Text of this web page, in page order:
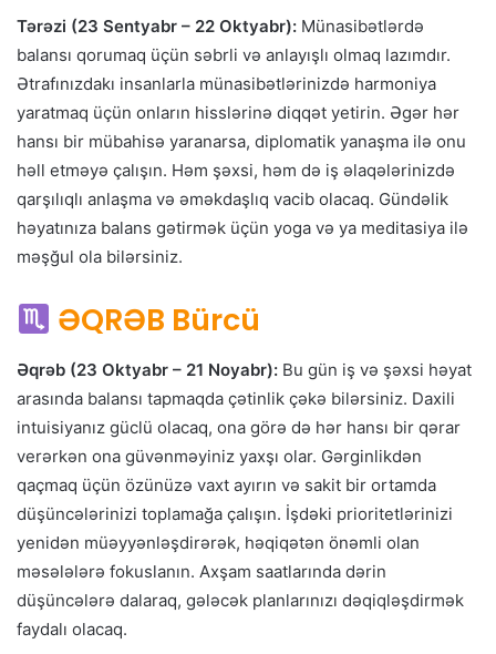
Tərəzi (23 Sentyabr – 22 Oktyabr): Münasibətlərdə
balansı qorumaq üçün səbrli və anlayışlı olmaq lazımdır.
Ətrafınızdakı insanlarla münasibətlərinizdə harmoniya
yaratmaq üçün onların hisslərinə diqqət yetirin. Əgər hər
hansı bir mübahisə yaranarsa, diplomatik yanaşma ilə onu
həll etməyə çalışın. Həm şəxsi, həm də iş əlaqələrinizdə
qarşılıqlı anlaşma və əməkdaşlıq vacib olacaq. Gündəlik
həyatınıza balans gətirmək üçün yoga və ya meditasiya ilə
məşğul ola bilərsiniz.
ƏQRƏB Bürcü
Əqrəb (23 Oktyabr – 21 Noyabr): Bu gün iş və şəxsi həyat
arasında balansı tapmaqda çətinlik çəkə bilərsiniz. Daxili
intuisiyanız güclü olacaq, ona görə də hər hansı bir qərar
verərkən ona güvənməyiniz yaxşı olar. Gərginlikdən
qaçmaq üçün özünüzə vaxt ayırın və sakit bir ortamda
düşüncələrinizi toplamağa çalışın. İşdəki prioritetlərinizi
yenidən müəyyənləşdirərək, həqiqətən önəmli olan
məsələlərə fokuslanın. Axşam saatlarında dərin
düşüncələrə dalaraq, gələcək planlarınızı dəqiqləşdirmək
faydalı olacaq.